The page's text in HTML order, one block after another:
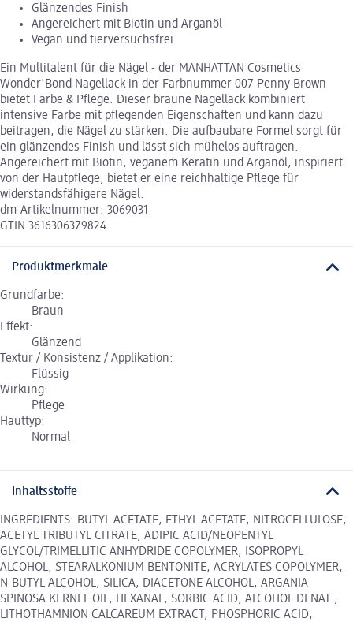
Glänzendes Finish
Angereichert mit Biotin und Arganöl
Vegan und tierversuchsfrei
Ein Multitalent für die Nägel - der MANHATTAN Cosmetics
Wonder'Bond Nagellack in der Farbnummer 007 Penny Brown
bietet Farbe & Pflege. Dieser braune Nagellack kombiniert
intensive Farbe mit pflegenden Eigenschaften und kann dazu
beitragen, die Nägel zu stärken. Die aufbaubare Formel sorgt für
ein glänzendes Finish und lässt sich mühelos auftragen.
Angereichert mit Biotin, veganem Keratin und Arganöl, inspiriert
von der Hautpflege, bietet er eine reichhaltige Pflege für
widerstandsfähigere Nägel.
dm-Artikelnummer: 3069031
GTIN 3616306379824
Produktmerkmale
Grundfarbe:
Braun
Effekt:
Glänzend
Textur / Konsistenz / Applikation:
Flüssig
Wirkung:
Pflege
Hauttyp:
Normal
Inhaltsstoffe
INGREDIENTS: BUTYL ACETATE, ETHYL ACETATE, NITROCELLULOSE,
ACETYL TRIBUTYL CITRATE, ADIPIC ACID/NEOPENTYL
GLYCOL/TRIMELLITIC ANHYDRIDE COPOLYMER, ISOPROPYL
ALCOHOL, STEARALKONIUM BENTONITE, ACRYLATES COPOLYMER,
N-BUTYL ALCOHOL, SILICA, DIACETONE ALCOHOL, ARGANIA
SPINOSA KERNEL OIL, HEXANAL, SORBIC ACID, ALCOHOL DENAT.,
LITHOTHAMNION CALCAREUM EXTRACT, PHOSPHORIC ACID,